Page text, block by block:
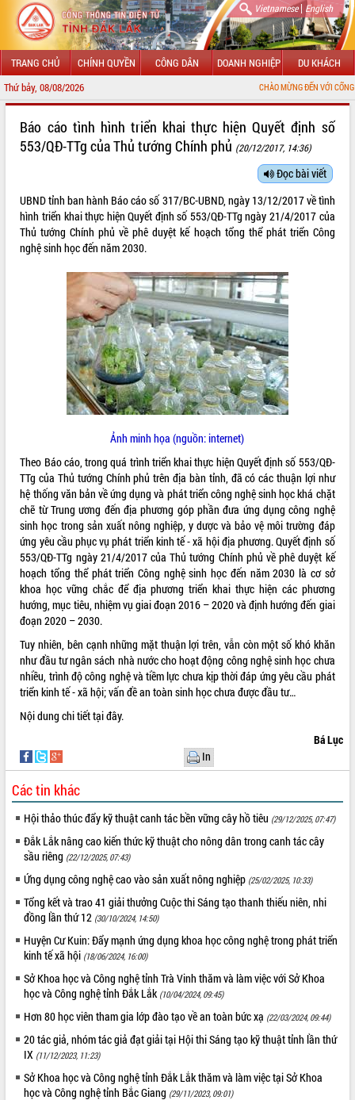
Vietnamese| English
TRANG CHỦ CHÍNH QUYỀN CÔNG DÂN DOANH NGHIỆP DU KHÁCH
Thứ bảy, 08/08/2026 CHÀO MỪNG ĐẾN VỚI CỔNG THÔNG
LÃNH ĐẠO UBND TỈNH
SỞ, BAN, NGÀNH
UBND CÁC XÃ, PHƯỜNG
THÔNG TIN CHỈ ĐẠO ĐIỀU HÀNH
HỆ THỐNG VĂN BẢN
VĂN BẢN HĐND TỈNH
ĐIỂM TIN VĂN BẢN
QUY HOẠCH - KẾ HOẠCH
Không có file video nào để phát.
ALBUM ẢNH
Báo cáo tình hình triển khai thực hiện Quyết định số
553/QĐ-TTg của Thủ tướng Chính phủ (20/12/2017, 14:36)
Đọc bài viết
UBND tỉnh ban hành Báo cáo số 317/BC-UBND, ngày 13/12/2017 về tình
hình triển khai thực hiện Quyết định số 553/QĐ-TTg ngày 21/4/2017 của
Thủ tướng Chính phủ về phê duyệt kế hoạch tổng thể phát triển Công
nghệ sinh học đến năm 2030.
Ảnh minh họa (nguồn: internet)
Theo Báo cáo, trong quá trình triển khai thực hiện Quyết định số 553/QĐ-
TTg của Thủ tướng Chính phủ trên địa bàn tỉnh, đã có các thuận lợi như
hệ thống văn bản về ứng dụng và phát triển công nghệ sinh học khá chặt
chẽ từ Trung ương đến địa phương góp phần đưa ứng dụng công nghệ
sinh học trong sản xuất nông nghiệp, y dược và bảo vệ môi trường đáp
ứng yêu cầu phục vụ phát triển kinh tế - xã hội địa phương. Quyết định số
553/QĐ-TTg ngày 21/4/2017 của Thủ tướng Chính phủ về phê duyệt kế
hoạch tổng thể phát triển Công nghệ sinh học đến năm 2030 là cơ sở
khoa học vững chắc để địa phương triển khai thực hiện các phương
hướng, mục tiêu, nhiệm vụ giai đoạn 2016 – 2020 và định hướng đến giai
đoạn 2020 – 2030.
Tuy nhiên, bên cạnh những mặt thuận lợi trên, vẫn còn một số khó khăn
như đầu tư ngân sách nhà nước cho hoạt động công nghệ sinh học chưa
nhiều, trình độ công nghệ và tiềm lực chưa kịp thời đáp ứng yêu cầu phát
triển kinh tế - xã hội; vấn đề an toàn sinh học chưa được đầu tư…
Nội dung chi tiếttại đây.
Bá Lục
In
Các tin khác
Hội thảo thúc đẩy kỹ thuật canh tác bền vững cây hồ tiêu (29/12/2025, 07:47)
Đắk Lắk nâng cao kiến thức kỹ thuật cho nông dân trong canh tác cây
sầu riêng (22/12/2025, 07:43)
Ứng dụng công nghệ cao vào sản xuất nông nghiệp (25/02/2025, 10:33)
Tổng kết và trao 41 giải thưởng Cuộc thi Sáng tạo thanh thiếu niên, nhi
đồng lần thứ 12 (30/10/2024, 14:50)
Huyện Cư Kuin: Đẩy mạnh ứng dụng khoa học công nghệ trong phát triển
kinh tế xã hội (18/06/2024, 16:00)
Sở Khoa học và Công nghệ tỉnh Trà Vinh thăm và làm việc với Sở Khoa
học và Công nghệ tỉnh Đắk Lắk (10/04/2024, 09:45)
Hơn 80 học viên tham gia lớp đào tạo về an toàn bức xạ (22/03/2024, 09:44)
20 tác giả, nhóm tác giả đạt giải tại Hội thi Sáng tạo kỹ thuật tỉnh lần thứ
IX (11/12/2023, 11:23)
Sở Khoa học và Công nghệ tỉnh Đắk Lắk thăm và làm việc tại Sở Khoa
học và Công nghệ tỉnh Bắc Giang (29/11/2023, 09:01)